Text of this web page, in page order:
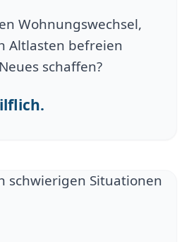
Wohnungswechsel,
Altlasten befreien
schaffen?